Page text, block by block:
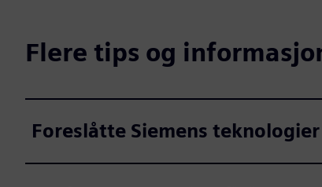
Flere tips og
Foreslåtte Siemens teknologier